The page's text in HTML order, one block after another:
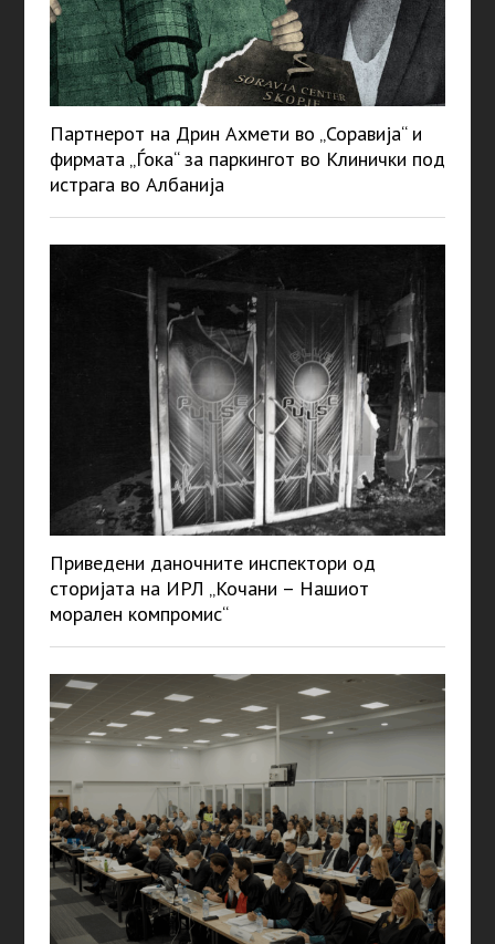
Партнерот на Дрин Ахмети во „Соравија“ и
фирмата „Ѓока“ за паркингот во Клинички под
истрага во Албанија
Приведени даночните инспектори од
сторијата на ИРЛ „Кочани – Нашиот
морален компромис“